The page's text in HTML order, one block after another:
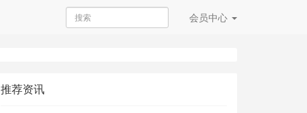
会员中心
推荐资讯